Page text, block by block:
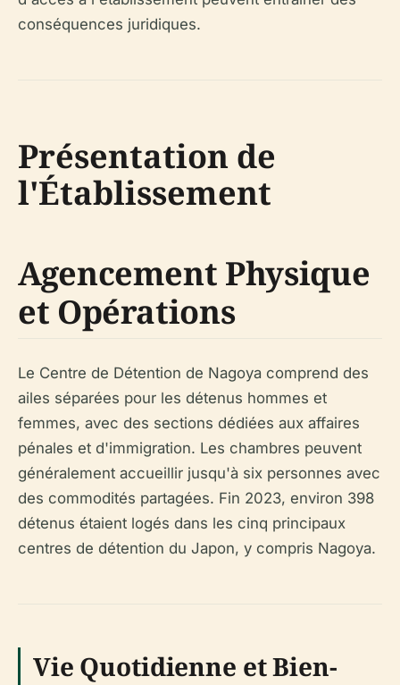
conséquences juridiques.
Présentation de
l'Établissement
Agencement Physique
et Opérations
Le Centre de Détention de Nagoya comprend des
ailes séparées pour les détenus hommes et
femmes, avec des sections dédiées aux affaires
pénales et d'immigration. Les chambres peuvent
généralement accueillir jusqu'à six personnes avec
des commodités partagées. Fin 2023, environ 398
détenus étaient logés dans les cinq principaux
centres de détention du Japon, y compris Nagoya.
Vie Quotidienne et Bien-